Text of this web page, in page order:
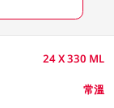
24 X 330 ML
常溫